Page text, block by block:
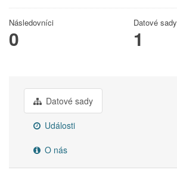
Následovníci
0
Datové sady
1
Datové sady
Události
O nás